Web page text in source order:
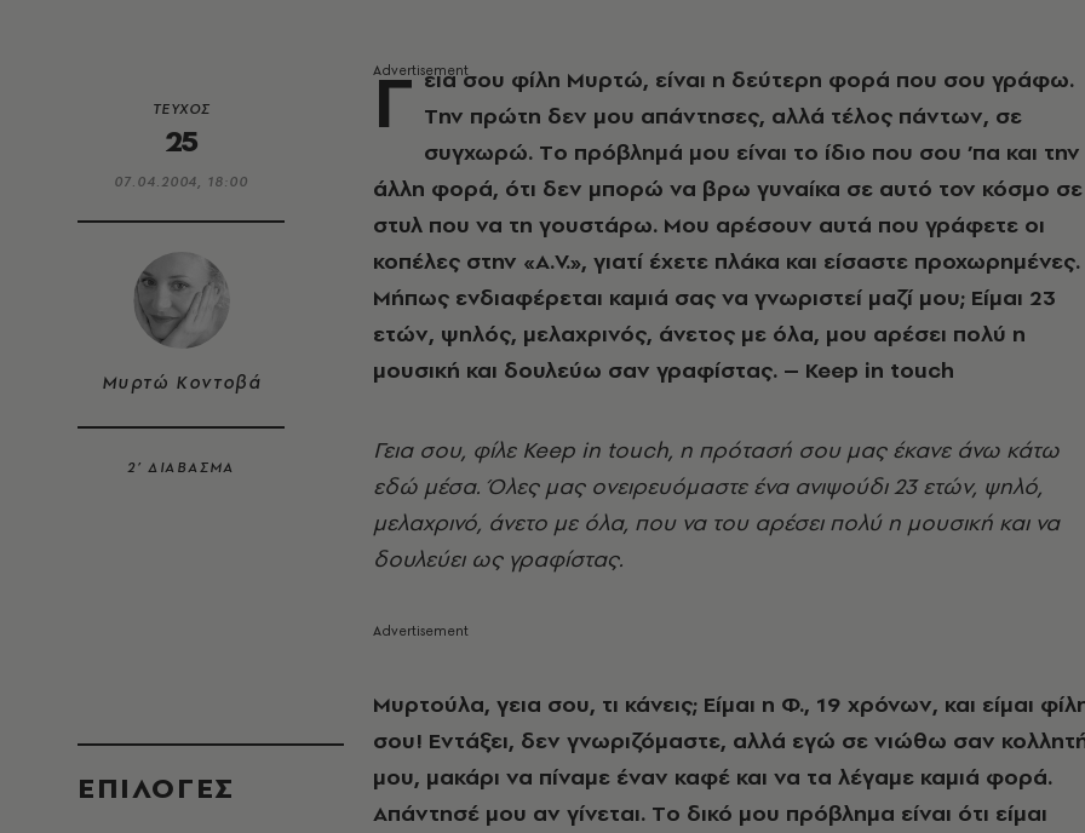
ΤΕΥΧΟΣ
25
07.04.2004, 18:00
Μυρτώ Κοντοβά
2’ ΔΙΑΒΑΣΜΑ
EΠΙΛΟΓΈΣ
Γ εια σου φίλη Mυρτώ, είναι η δεύτερη φορά που σου γράφω.
Tην πρώτη δεν μου απάντησες, αλλά τέλος πάντων, σε
συγχωρώ. Tο πρόβλημά μου είναι το ίδιο που σου ’πα και την
άλλη φορά, ότι δεν μπορώ να βρω γυναίκα σε αυτό τον κόσμο σε
στυλ που να τη γουστάρω. Mου αρέσουν αυτά που γράφετε οι
κοπέλες στην «A.V.», γιατί έχετε πλάκα και είσαστε προχωρημένες.
Mήπως ενδιαφέρεται καμιά σας να γνωριστεί μαζί μου; Eίμαι 23
ετών, ψηλός, μελαχρινός, άνετος με όλα, μου αρέσει πολύ η
μουσική και δουλεύω σαν γραφίστας. – Keep in touch
Γεια σου, φίλε Keep in touch, η πρότασή σoυ μας έκανε άνω κάτω
εδώ μέσα. Όλες μας ονειρευόμαστε ένα ανιψούδι 23 ετών, ψηλό,
μελαχρινό, άνετο με όλα, που να του αρέσει πολύ η μουσική και να
δουλεύει ως γραφίστας.
Mυρτούλα, γεια σου, τι κάνεις; Eίμαι η Φ., 19 χρόνων, και είμαι
σου! Eντάξει, δεν γνωριζόμαστε, αλλά εγώ σε νιώθω σαν
μου, μακάρι να πίναμε έναν καφέ και να τα λέγαμε καμιά φορά.
Aπάντησέ μου αν γίνεται. Tο δικό μου πρόβλημα είναι ότι είμαι